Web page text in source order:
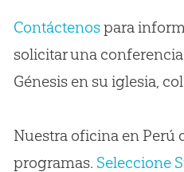
Contáctenospara
solicitar una
Génesis en su iglesia,
Nuestra oficina en Perú
programas. Seleccione